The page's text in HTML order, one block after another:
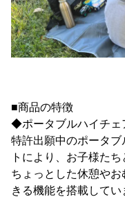
■商品の特徴
◆ポータブルハイチェ
特許出願中のポータ
トにより、お子様た
ちょっとした休憩や
きる機能を搭載してい